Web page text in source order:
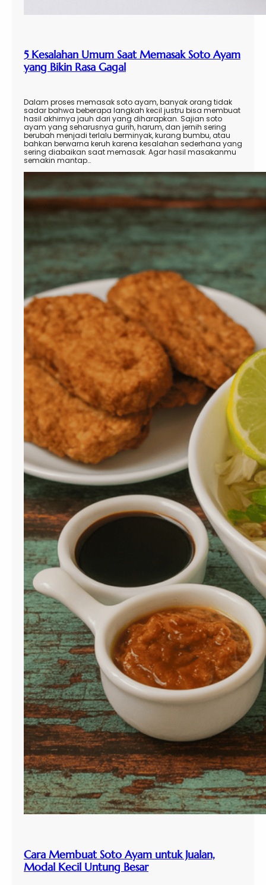
5 Kesalahan Umum Saat Memasak Soto Ayam
yang Bikin Rasa Gagal
Dalam proses memasak soto ayam, banyak orang tidak
sadar bahwa beberapa langkah kecil justru bisa membuat
hasil akhirnya jauh dari yang diharapkan. Sajian soto
ayam yang seharusnya gurih, harum, dan jernih sering
berubah menjadi terlalu berminyak, kurang bumbu, atau
bahkan berwarna keruh karena kesalahan sederhana yang
sering diabaikan saat memasak. Agar hasil masakanmu
semakin mantap…
Cara Membuat Soto Ayam untuk Jualan,
Modal Kecil Untung Besar